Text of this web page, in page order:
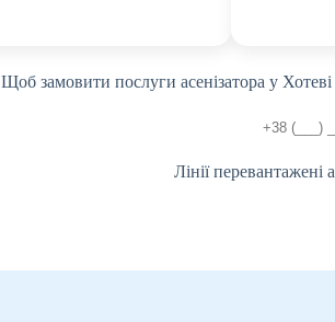
Щоб замовити послуги асенізатора у
Лінії